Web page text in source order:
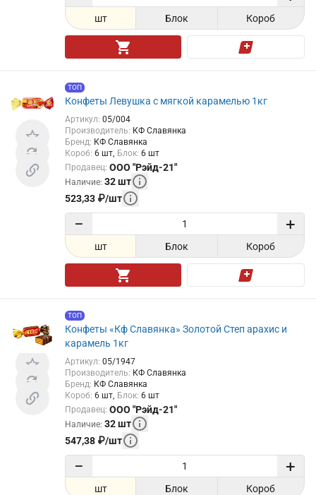
шт Блок Короб
ТОП
Конфеты Левушка с мягкой карамелью 1кг
Артикул: 05/004
Производитель: КФ Славянка
Бренд: КФ Славянка
Короб: 6 шт Блок: 6 шт
Продавец: ООО "Рэйд-21"
Наличие: 32шт
523,33 ₽/шт
− +
шт Блок Короб
ТОП
Конфеты «Кф Славянка» Золотой Степ арахис и
карамель 1кг
Артикул: 05/1947
Производитель: КФ Славянка
Бренд: КФ Славянка
Короб: 6 шт Блок: 6 шт
Продавец: ООО "Рэйд-21"
Наличие: 32шт
547,38 ₽/шт
− +
шт Блок Короб